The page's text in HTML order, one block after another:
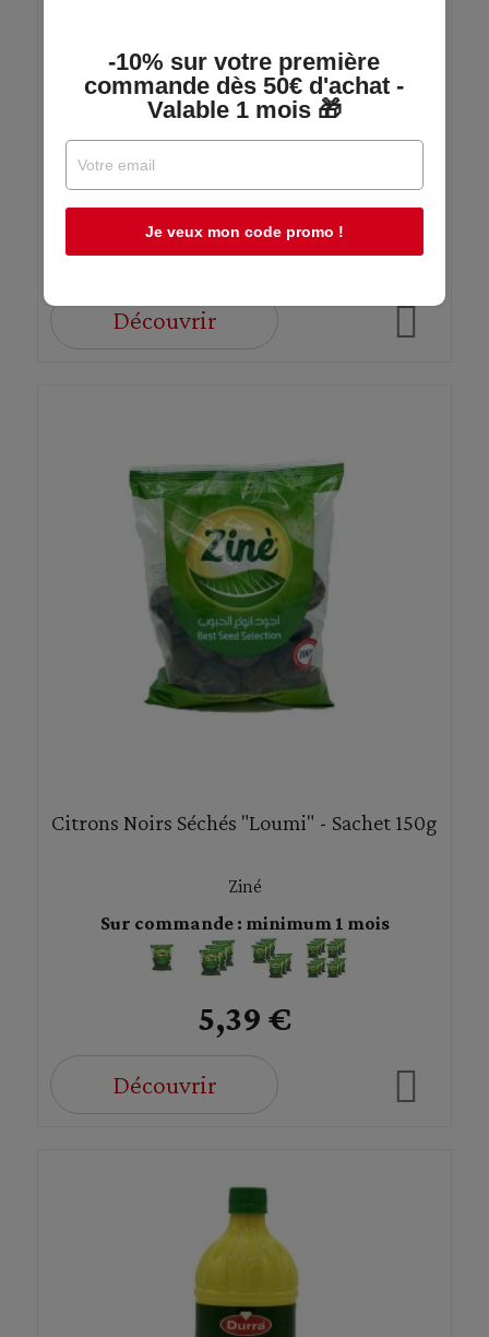
Citrons Jaunes Séchés "Loumi" - Sachet
150g
Ziné
5,39 €
Découvrir
Citrons Noirs Séchés "Loumi" - Sachet 150g
Ziné
Sur commande : minimum 1 mois
5,39 €
Découvrir
-10% sur votre première
commande dès 50€ d'achat -
Valable 1 mois 🎁
Je veux mon code promo !